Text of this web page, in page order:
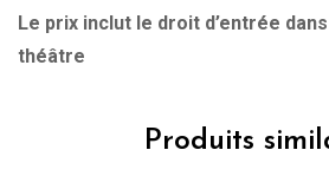
Le prix inclut le droit d’entrée
théâtre
Produits